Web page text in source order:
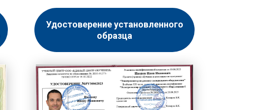
Удостоверение установленного
образца